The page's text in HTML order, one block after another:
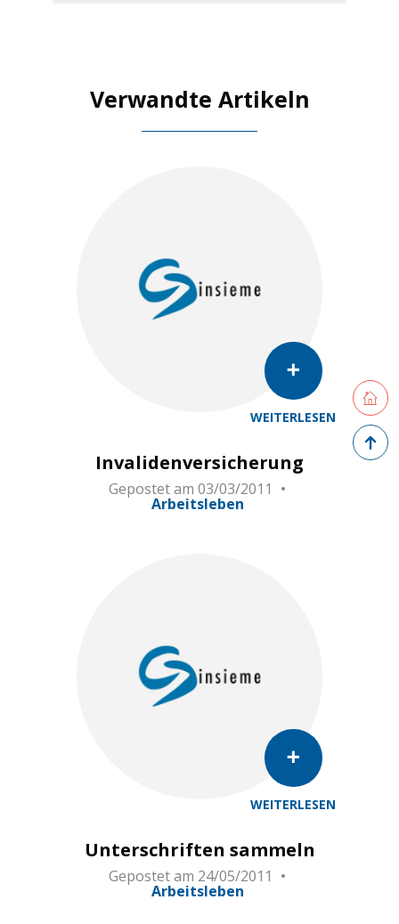
Verwandte Artikeln
WEITERLESEN
Invalidenversicherung
Gepostet am 03/03/2011
Arbeitsleben
WEITERLESEN
Unterschriften sammeln
Gepostet am 24/05/2011
Arbeitsleben
Zurück